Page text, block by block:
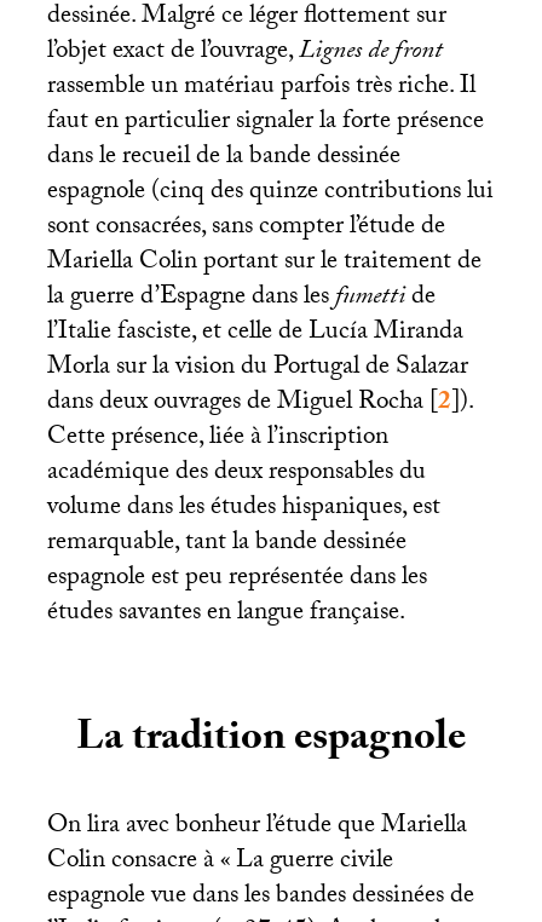
dessinée. Malgré ce léger flottement sur
l’objet exact de l’ouvrage,Lignes de front
rassemble un matériau parfois très riche. Il
faut en particulier signaler la forte présence
dans le recueil de la bande dessinée
espagnole (cinq des quinze contributions lui
sont consacrées, sans compter l’étude de
Mariella Colin portant sur le traitement de
la guerre d’Espagne dans lesfumettide
l’Italie fasciste, et celle de Lucía Miranda
Morla sur la vision du Portugal de Salazar
dans deux ouvrages de Miguel Rocha[2]).
Cette présence, liée à l’inscription
académique des deux responsables du
volume dans les études hispaniques, est
remarquable, tant la bande dessinée
espagnole est peu représentée dans les
études savantes en langue française.
La tradition espagnole
On lira avec bonheur l’étude que Mariella
Colin consacre à «La guerre civile
espagnole vue dans les bandes dessinées de